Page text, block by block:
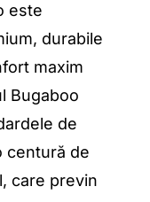
este
durabile
maxim
Bugaboo
de
centură de
care previn